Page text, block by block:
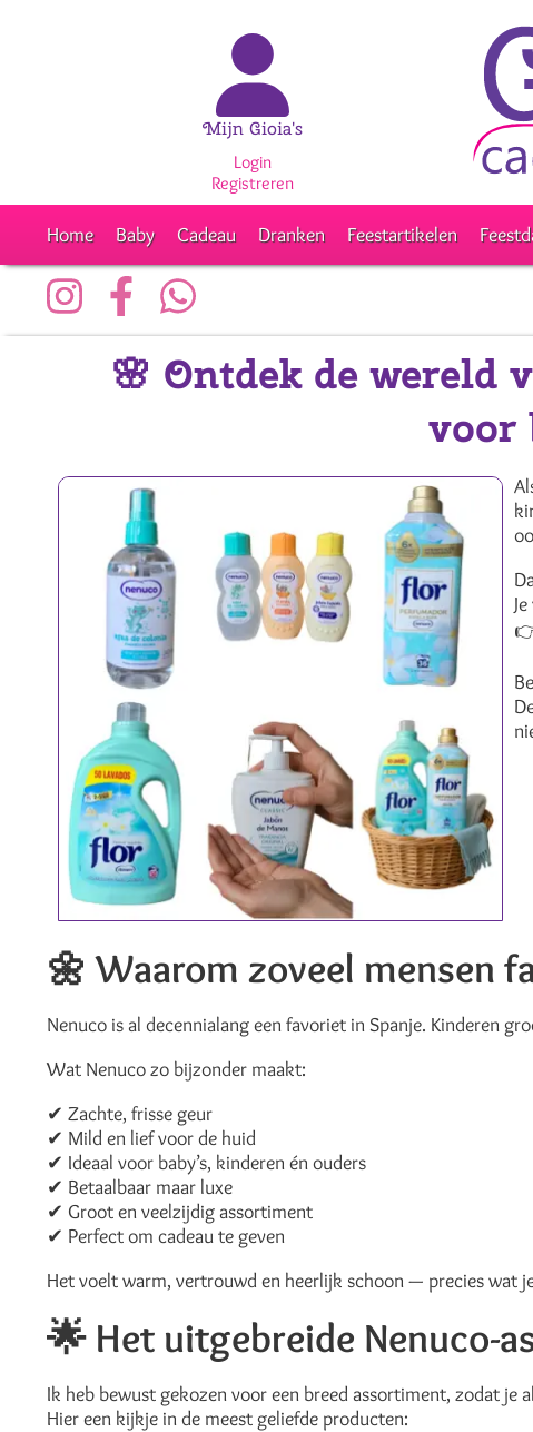
Mijn Gioia's
Login
Registreren
Home Baby Cadeau Dranken Feestartikelen
🌸 Ontdek de
voor
🌼Waarom zoveel mensen
Nenuco is al decennialang een favoriet in Spanje. Kinderen
Wat Nenuco zo bijzonder maakt:
✔ Zachte, frisse geur
✔ Mild en lief voor de huid
✔ Ideaal voor baby’s, kinderen én ouders
✔ Betaalbaar maar luxe
✔ Groot en veelzijdig assortiment
✔ Perfect om cadeau te geven
Het voelt warm, vertrouwd en heerlijk schoon — precies wat
🌟 Het uitgebreide Nenuco-
Ik heb bewust gekozen voor een breed assortiment, zodat je
Hier een kijkje in de meest geliefde producten: